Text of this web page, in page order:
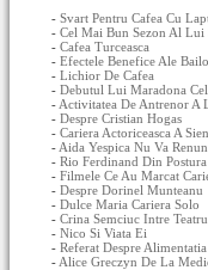
- Svart Pentru Cafea Cu
- Cel Mai Bun Sezon Al Lui
- Cafea Turceasca
- Efectele Benefice Ale
- Lichior De Cafea
- Debutul Lui Maradona
- Activitatea De Antrenor A
- Despre Cristian Hogas
- Cariera Actoriceasca A
- Aida Yespica Nu Va
- Rio Ferdinand Din
- Filmele Ce Au Marcat
- Despre Dorinel Munteanu
- Dulce Maria Cariera Solo
- Crina Semciuc Intre
- Nico Si Viata Ei
- Referat Despre
- Alice Greczyn De La